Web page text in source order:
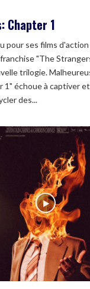
Chapter 1
pour ses films
"The
trilogie.
1" échoue à captiver
des...